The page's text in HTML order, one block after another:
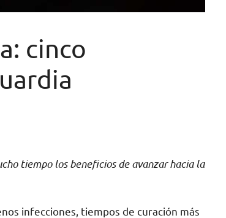
cinco
tiempo los beneficios de avanzar hacia la
infecciones, tiempos de curación más